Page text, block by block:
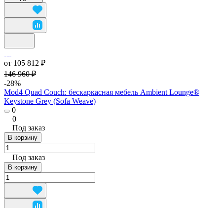
от 105 812 ₽
146 960 ₽
-28%
Mod4 Quad Couch: бескаркасная мебель Ambient Lounge®
Keystone Grey (Sofa Weave)
0
0
Под заказ
В корзину
Под заказ
В корзину